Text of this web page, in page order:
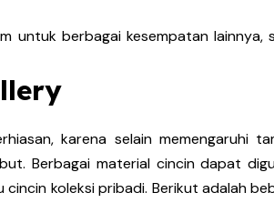
untuk berbagai kesempatan lainnya,
karena selain memengaruhi
Berbagai material cincin dapat
koleksi pribadi. Berikut adalah